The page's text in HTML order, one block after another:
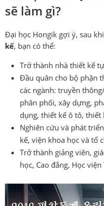
sẽ làm gì?
Đại học Hongik gợi ý, sau
kế, bạn có thể:
Trở thành nhà thiết kế
Đầu quân cho bộ phận
các ngành: truyền
phân phối, xây dựng,
dụng, thiết kế ô tô, thiết
Nghiên cứu và phát
kế, viện khoa học và tổ
Trở thành giảng viên,
học, Cao đẳng, Học viện